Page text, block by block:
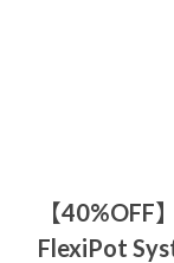
【
FlexiPot